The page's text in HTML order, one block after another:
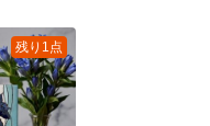
残り1点